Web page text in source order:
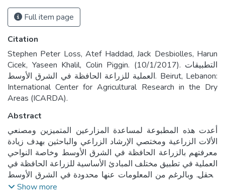
Full item page
Citation
Stephen Peter Loss, Atef Haddad, Jack Desbiolles, Harun
Cicek, Yaseen Khalil, Colin Piggin. (10/1/2017). التطبيقات
العملية للزراعة الحافظة في الشرق الأوسط. Beirut, Lebanon:
International Center for Agricultural Research in the Dry
Areas (ICARDA).
Abstract
أعدت هذه المطبوعة لمساعدة المزارعين المتميزين ومصنعي
الألات الزراعية ومختصي الإرشاد الزراعي والباحثين بهدف زيادة
معرفتهم بالزراعة الحافظة في الشرق الأوسط وخاصة النواحي
العملية في تطبيق مختلف المبادئ الأساسية للزراعة الحافظة في
الحقل. وبالرغم من المعلومات عنها محدودة في الشرق الأوسط
لما قبل 2005 إلا ان تبنيها تم بشكل متزايد حول العالم خلال
Show more